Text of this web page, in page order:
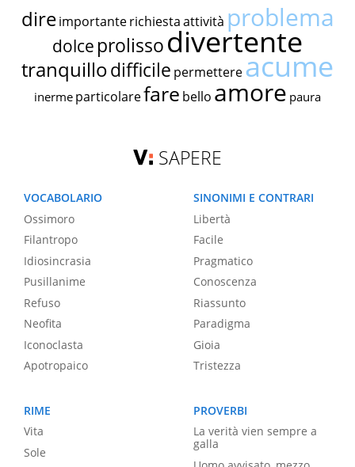
dire importante richiestaattività problema
dolce prolissodivertente
tranquillodifficile permettereacume
inerme particolarefare bello amore paura
SAPERE
VOCABOLARIO
Ossimoro
Filantropo
Idiosincrasia
Pusillanime
Refuso
Neofita
Iconoclasta
Apotropaico
SINONIMI E CONTRARI
Libertà
Facile
Pragmatico
Conoscenza
Riassunto
Paradigma
Gioia
Tristezza
RIME
Vita
Sole
PROVERBI
La verità vien sempre a
galla